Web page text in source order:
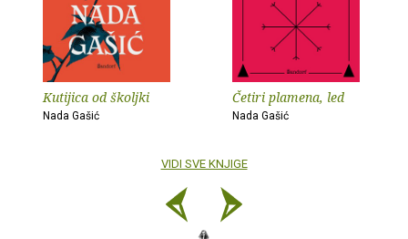
Kutijica od školjki
Nada Gašić
Četiri plamena, led
Nada Gašić
VIDI SVE KNJIGE